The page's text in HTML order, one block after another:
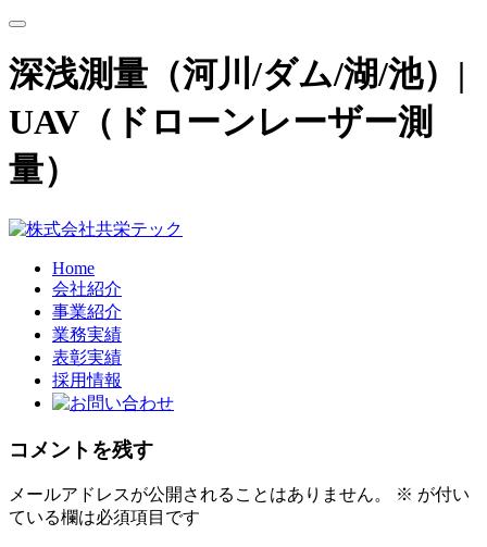
深浅測量（河川/ダム/湖/池）|
UAV（ドローンレーザー測
量）
Home
会社紹介
事業紹介
業務実績
表彰実績
採用情報
コメントを残す
メールアドレスが公開されることはありません。 ※ が付い
ている欄は必須項目です